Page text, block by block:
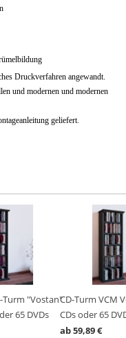
Druckverfahren angewandt.
und modernen und modernen
geliefert.
Turm "Vostan"
65 DVDs
CD-Turm VCM
CDs oder 65
ab 59,89 €